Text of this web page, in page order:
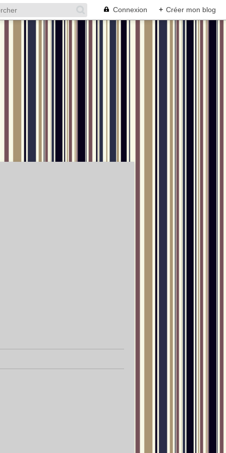
Connexion + Créer mon blog